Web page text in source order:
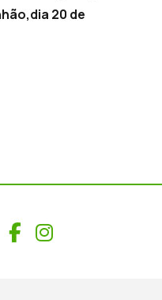
20 de
Facebook
Instagram